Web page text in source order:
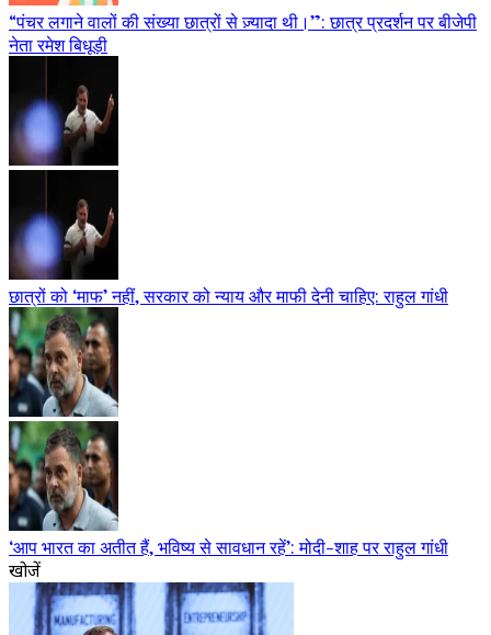
“पंचर लगाने वालों की संख्या छात्रों से ज़्यादा थी।”: छात्र प्रदर्शन पर बीजेपी
नेता रमेश बिधूड़ी
छात्रों को ‘माफ’ नहीं, सरकार को न्याय और माफी देनी चाहिए: राहुल गांधी
‘आप भारत का अतीत हैं, भविष्य से सावधान रहें’: मोदी-शाह पर राहुल गांधी
खोजें